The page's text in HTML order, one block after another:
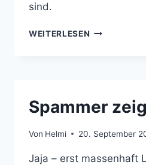
sind.
WEITERLESEN MAIL.APP
Spammer
Von Helmi 20. September
Jaja – erst massenhaft